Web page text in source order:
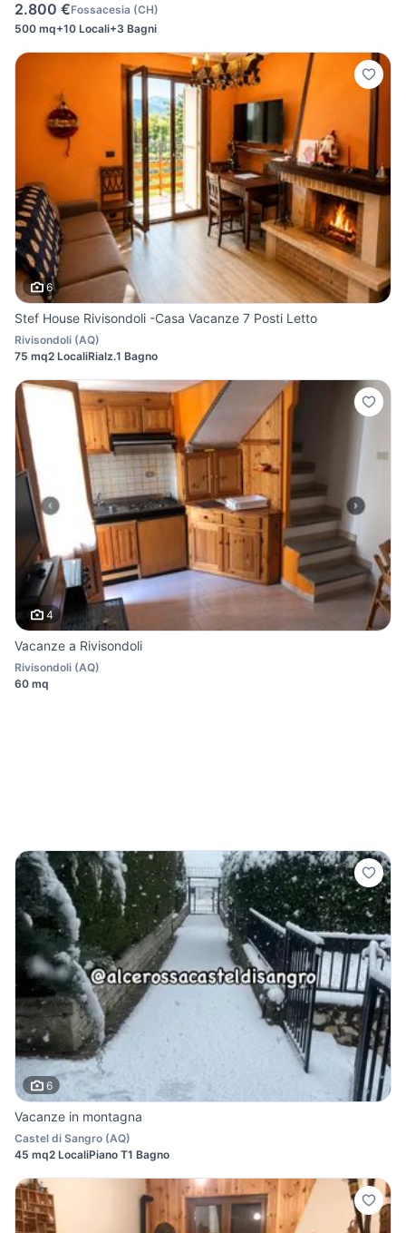
2.800 €Fossacesia (CH)
500 mq+10 Locali+3 Bagni
6
Stef House Rivisondoli -Casa Vacanze 7 Posti Letto
Rivisondoli (AQ)
75 mq2 LocaliRialz.1 Bagno
4
Vacanze a Rivisondoli
Rivisondoli (AQ)
60 mq
6
Vacanze in montagna
Castel di Sangro (AQ)
45 mq2 LocaliPiano T1 Bagno